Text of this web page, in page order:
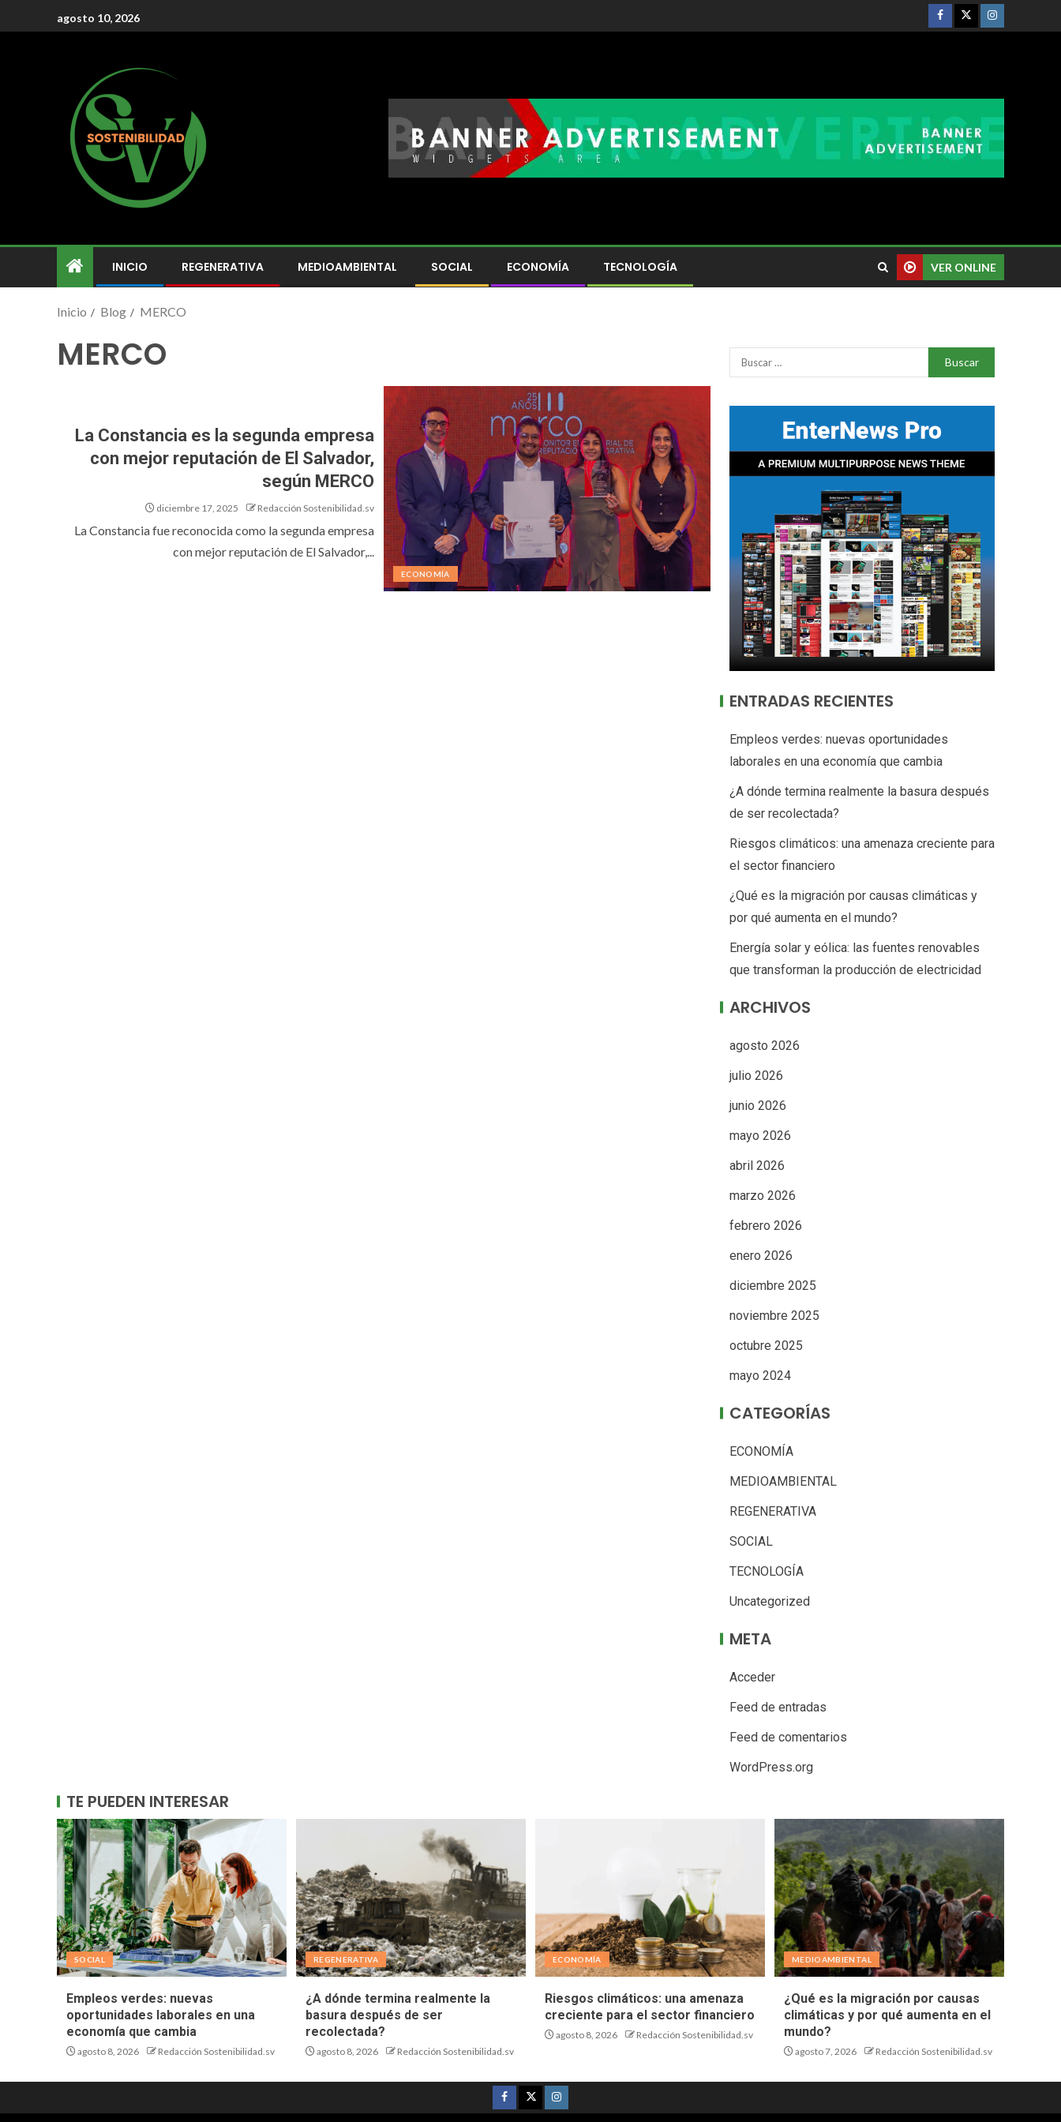
agosto 10, 2026
INICIO REGENERATIVA MEDIOAMBIENTAL SOCIAL ECONOMÍA TECNOLOGÍA VER ONLINE
Inicio Blog MERCO
MERCO
ECONOMÍA
La Constancia es la segunda empresa
con mejor reputación de El Salvador,
según MERCO
diciembre 17, 2025 Redacción Sostenibilidad.sv
La Constancia fue reconocida como la segunda empresa
con mejor reputación de El Salvador,...
ENTRADAS RECIENTES
Empleos verdes: nuevas oportunidades
laborales en una economía que cambia
¿A dónde termina realmente la basura después
de ser recolectada?
Riesgos climáticos: una amenaza creciente para
el sector financiero
¿Qué es la migración por causas climáticas y
por qué aumenta en el mundo?
Energía solar y eólica: las fuentes renovables
que transforman la producción de electricidad
ARCHIVOS
agosto 2026
julio 2026
junio 2026
mayo 2026
abril 2026
marzo 2026
febrero 2026
enero 2026
diciembre 2025
noviembre 2025
octubre 2025
mayo 2024
CATEGORÍAS
ECONOMÍA
MEDIOAMBIENTAL
REGENERATIVA
SOCIAL
TECNOLOGÍA
Uncategorized
META
Acceder
Feed de entradas
Feed de comentarios
WordPress.org
TE PUEDEN INTERESAR
SOCIAL
Empleos verdes: nuevas
oportunidades laborales en una
economía que cambia
agosto 8, 2026 Redacción Sostenibilidad.sv
REGENERATIVA
¿A dónde termina realmente la
basura después de ser
recolectada?
agosto 8, 2026 Redacción Sostenibilidad.sv
ECONOMÍA
Riesgos climáticos: una amenaza
creciente para el sector financiero
agosto 8, 2026 Redacción Sostenibilidad.sv
MEDIOAMBIENTAL
¿Qué es la migración por causas
climáticas y por qué aumenta en el
mundo?
agosto 7, 2026 Redacción Sostenibilidad.sv